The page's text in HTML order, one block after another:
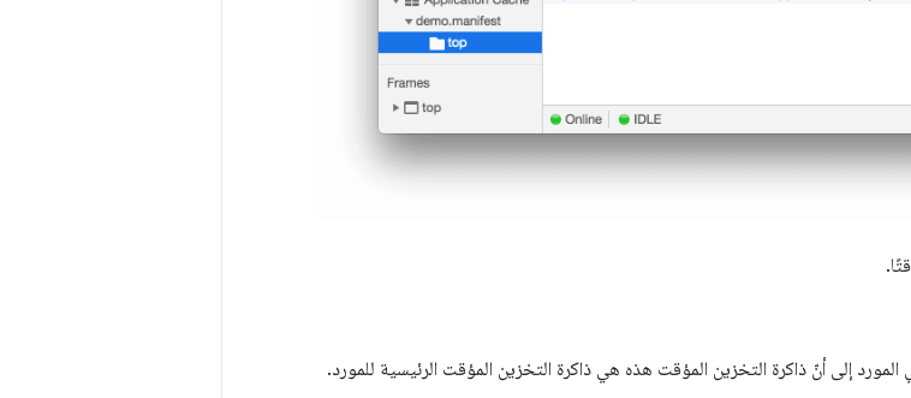
المورد إلى أنّ ذاكرة التخزين المؤقت هذه هي ذاكرة التخزين المؤقت الرئيسية للمورد.